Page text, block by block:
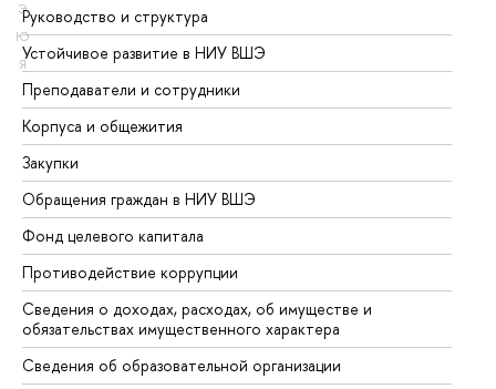
Э
Ю
Я
Руководство и структура
Устойчивое развитие в НИУ ВШЭ
Преподаватели и сотрудники
Корпуса и общежития
Закупки
Обращения граждан в НИУ ВШЭ
Фонд целевого капитала
Противодействие коррупции
Сведения о доходах, расходах, об имуществе и
обязательствах имущественного характера
Сведения об образовательной организации